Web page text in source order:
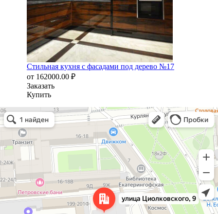
Стильная кухня с фасадами под дерево №17
от 162000.00 ₽
Заказать
Купить